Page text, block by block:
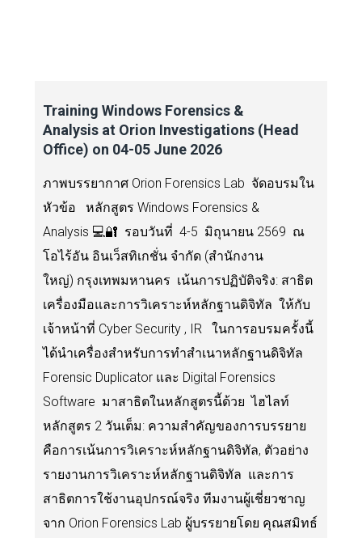
Training Windows Forensics &
Analysis at Orion Investigations (Head
Office) on 04-05 June 2026
ภาพบรรยากาศ Orion Forensics Lab จัดอบรมใน
หัวข้อ หลักสูตร Windows Forensics &
Analysis 💻🔐 รอบวันที่ 4-5 มิถุนายน 2569 ณ
โอไร้อัน อินเว็สทิเกชั่น จำกัด (สำนักงาน
ใหญ่) กรุงเทพมหานคร เน้นการปฏิบัติจริง: สาธิต
เครื่องมือและการวิเคราะห์หลักฐานดิจิทัล ให้กับ
เจ้าหน้าที่ Cyber Security , IR ในการอบรมครั้งนี้
ได้นำเครื่องสำหรับการทำสำเนาหลักฐานดิจิทัล
Forensic Duplicator และ Digital Forensics
Software มาสาธิตในหลักสูตรนี้ด้วย ไฮไลท์
หลักสูตร 2 วันเต็ม: ความสำคัญของการบรรยาย
คือการเน้นการวิเคราะห์หลักฐานดิจิทัล, ตัวอย่าง
รายงานการวิเคราะห์หลักฐานดิจิทัล และการ
สาธิตการใช้งานอุปกรณ์จริง ทีมงานผู้เชี่ยวชาญ
จาก Orion Forensics Lab ผู้บรรยายโดย คุณสมิทธ์